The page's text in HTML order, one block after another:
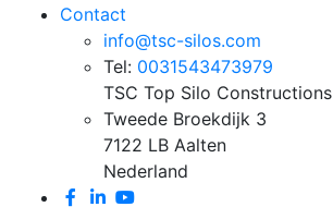
Contact
info@tsc-silos.com
Tel: 0031543473979
TSC Top Silo Constructions
Tweede Broekdijk 3
7122 LB Aalten
Nederland